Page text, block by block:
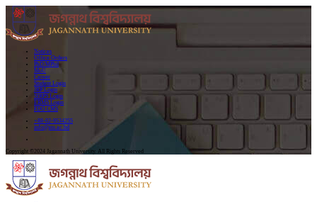
Notices
Office Orders
PhD/MPhil
MoU
Career
Student Login
JRP Login
SIRPS Login
ERMS Login
FDO CMS
+88-02-9534255
info@jnu.ac.bd
Copyright ©2024 Jagannath University. All Rights Reserved